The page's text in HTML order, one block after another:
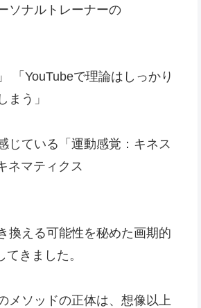
ソナルトレーナーの
「YouTubeで理論はしっかり
う」
じている「運動感覚：キネス
ネマティクス
換える可能性を秘めた画期的
きました。
メソッドの正体は、想像以上